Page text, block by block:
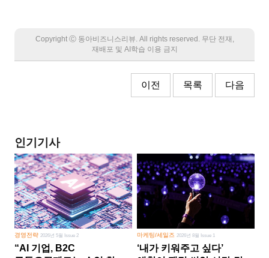
Copyright Ⓒ 동아비즈니스리뷰. All rights reserved. 무단 전재,
재배포 및 AI학습 이용 금지
이전 목록 다음
인기기사
경영전략2026년 5월 Issue 2
“AI 기업, B2C
마케팅/세일즈 2026년 8월 Issue 1
‘내가 키워주고 싶다’